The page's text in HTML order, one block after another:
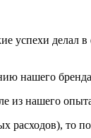
успехи делал в
нашего
из нашего
расходов), то